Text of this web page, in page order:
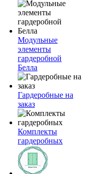
Модульные
элементы
гардеробной
Белла
Гардеробные на
заказ
Комплекты
гардеробных